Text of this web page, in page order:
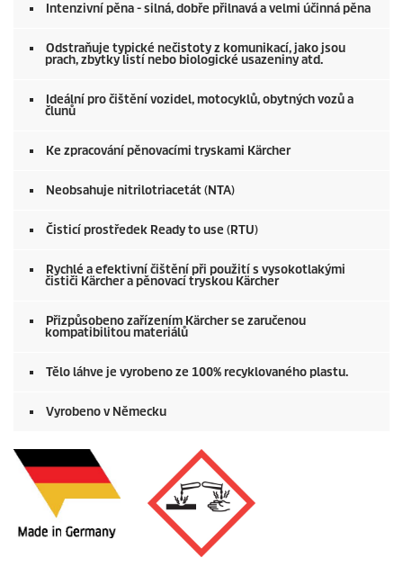
Intenzivní pěna - silná, dobře přilnavá a velmi účinná pěna
Odstraňuje typické nečistoty z komunikací, jako jsou
prach, zbytky listí nebo biologické usazeniny atd.
Ideální pro čištění vozidel, motocyklů, obytných vozů a
člunů
Ke zpracování pěnovacími tryskami Kärcher
Neobsahuje nitrilotriacetát (NTA)
Čisticí prostředek Ready to use (RTU)
Rychlé a efektivní čištění při použití s vysokotlakými
čističi Kärcher a pěnovací tryskou Kärcher
Přizpůsobeno zařízením Kärcher se zaručenou
kompatibilitou materiálů
Tělo láhve je vyrobeno ze 100% recyklovaného plastu.
Vyrobeno v Německu